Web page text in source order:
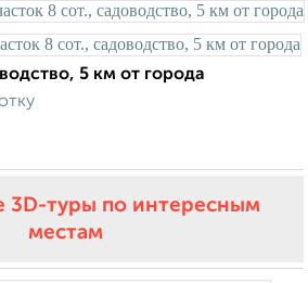
5 км от города
3D-туры по интересным
местам